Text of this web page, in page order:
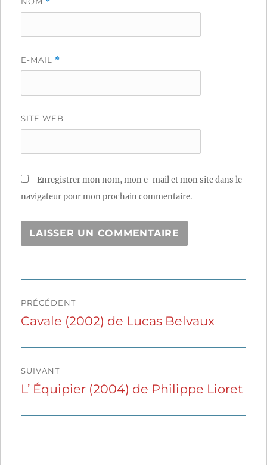
E-MAIL *
SITE WEB
Enregistrer mon nom, mon e-mail et mon site dans le
navigateur pour mon prochain commentaire.
de
PRÉCÉDENT
Publication
Cavale (2002) de Lucas Belvaux
SUIVANT
Publication
L’ Équipier (2004) de Philippe Lioret